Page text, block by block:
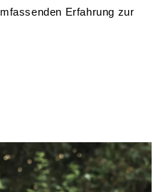
Erfahrung zur